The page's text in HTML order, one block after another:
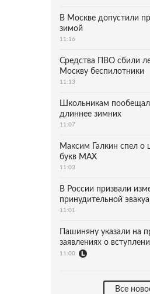
В Москве допустили
зимой
11:16
Средства ПВО сбили
Москву беспилотники
11:13
Школьникам
длиннее зимних
11:07
Максим Галкин спел о
букв MAX
11:03
В России призвали
принудительной
11:01
Пашиняну указали на
заявлениях о
11:00
Все